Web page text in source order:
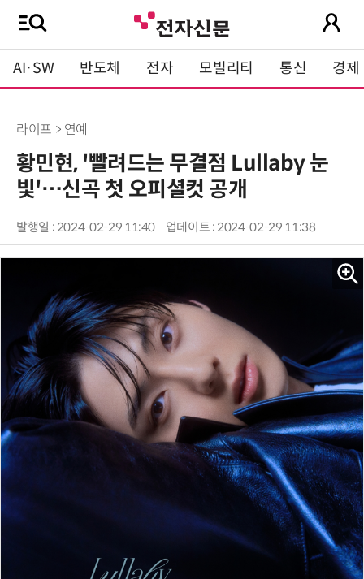
AI·SW 반도체 전자 모빌리티 통신 경제
라이프 > 연예
황민현, '빨려드는 무결점 Lullaby 눈
빛'…신곡 첫 오피셜컷 공개
발행일 : 2024-02-29 11:40 업데이트 : 2024-02-29 11:38